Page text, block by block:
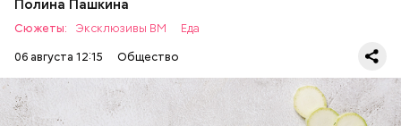
Полина Пашкина
Сюжеты: Эксклюзивы ВМ
Еда
06 августа 12:15
Общество
Ингредиенты: